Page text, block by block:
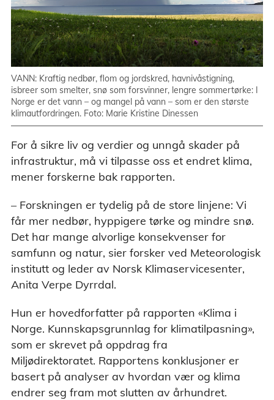
VANN: Kraftig nedbør, flom og jordskred, havnivåstigning,
isbreer som smelter, snø som forsvinner, lengre sommertørke: I
Norge er det vann – og mangel på vann – som er den største
klimautfordringen. Foto: Marie Kristine Dinessen
For å sikre liv og verdier og unngå skader på
infrastruktur, må vi tilpasse oss et endret klima,
mener forskerne bak rapporten.
– Forskningen er tydelig på de store linjene: Vi
får mer nedbør, hyppigere tørke og mindre snø.
Det har mange alvorlige konsekvenser for
samfunn og natur, sier forsker ved Meteorologisk
institutt og leder av Norsk Klimaservicesenter,
Anita Verpe Dyrrdal.
Hun er hovedforfatter på rapporten «Klima i
Norge. Kunnskapsgrunnlag for klimatilpasning»,
som er skrevet på oppdrag fra
Miljødirektoratet. Rapportens konklusjoner er
basert på analyser av hvordan vær og klima
endrer seg fram mot slutten av århundret.